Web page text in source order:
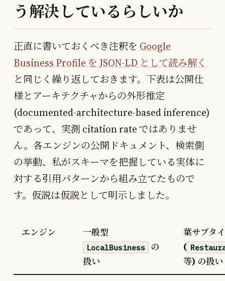
う解決しているらしいか
正直に書いておくべき注釈を Google
Business Profile を JSON-LD として読み解く
と同じく繰り返しておきます。下表は公開仕
様とアーキテクチャからの外形推定
(documented-architecture-based inference)
であって、実測 citation rate ではありませ
ん。各エンジンの公開ドキュメント、検索側
の挙動、私がスキーマを把握している実体に
対する引用パターンから組み立てたもので
す。仮説は仮説として明示しました。
エンジン 一般型
LocalBusiness
の
扱い
葉サブタ
(
等) の扱い